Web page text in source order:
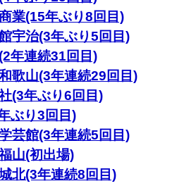
業(15年ぶり8回目)
宇治(3年ぶり5回目)
年連続31回目)
歌山(3年連続29回目)
(3年ぶり6回目)
ぶり3回目)
芸館(3年連続5回目)
山(初出場)
北(3年連続8回目)